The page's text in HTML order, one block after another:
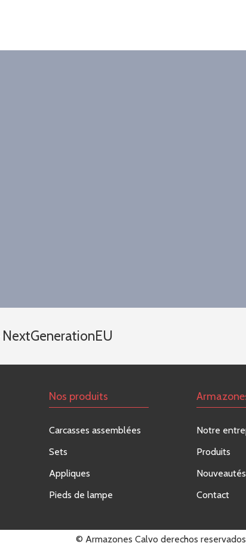
Nos produits
Carcasses assemblées
Sets
Appliques
Pieds de lampe
Notre
Produits
Nouveautés
Contact
© Armazones Calvo derechos reservados